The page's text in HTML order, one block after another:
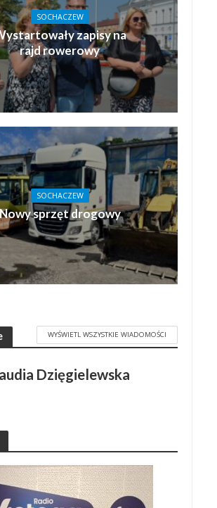
SOCHACZEW
zapisy na
rajd rowerowy
SOCHACZEW
sprzęt drogowy
WYŚWIETL WSZYSTKIE WIADOMOŚCI
Dzięgielewska